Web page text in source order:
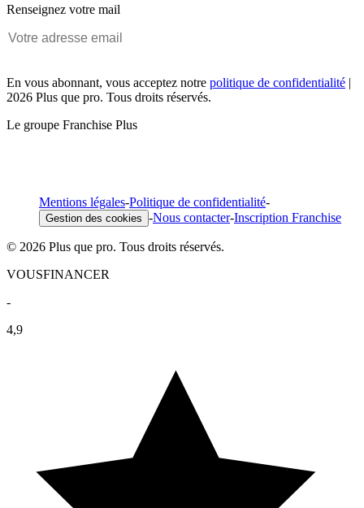
Renseignez votre mail
En vous abonnant, vous acceptez notre politique de confidentialité |
2026 Plus que pro. Tous droits réservés.
Le groupe Franchise Plus
Mentions légales-Politique de confidentialité-
Gestion des cookies -Nous contacter-Inscription Franchise
© 2026 Plus que pro. Tous droits réservés.
VOUSFINANCER
-
4,9